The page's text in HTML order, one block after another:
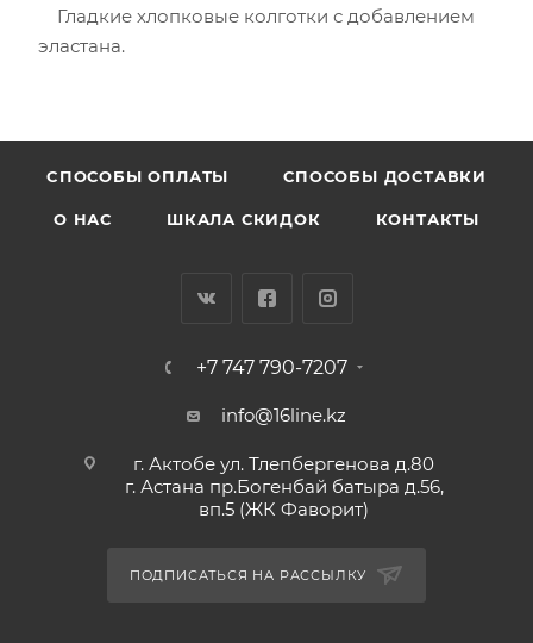
Гладкие хлопковые колготки с добавлением
эластана.
CПОСОБЫ ОПЛАТЫ СПОСОБЫ ДОСТАВКИ
О НАС ШКАЛА СКИДОК КОНТАКТЫ
+7 747 790-7207
info@16line.kz
г. Актобе ул. Тлепбергенова д.80
г. Астана пр.Богенбай батыра д.56,
вп.5 (ЖК Фаворит)
ПОДПИСАТЬСЯ НА РАССЫЛКУ